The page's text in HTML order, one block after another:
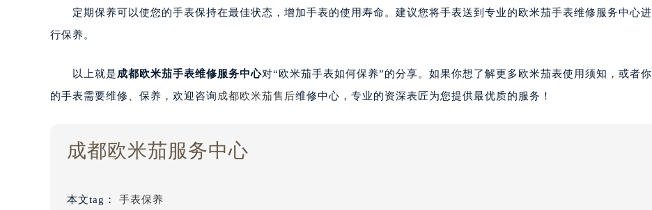
定期保养可以使您的手表保持在最佳状态，增加手表的使用寿命。建议您将手表送到专业的欧米茄手表维修服务中心进
行保养。
以上就是成都欧米茄手表维修服务中心对“欧米茄手表如何保养”的分享。如果你想了解更多欧米茄表使用须知，或者你
的手表需要维修、保养，欢迎咨询 成都欧米茄售后维修中心，专业的资深表匠为您提供最优质的服务！
成都欧米茄服务中心
本文tag： 手表保养